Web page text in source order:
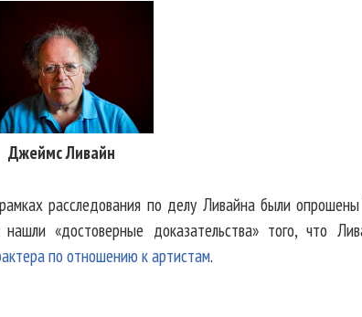
Джеймс Ливайн
расследования по делу Ливайна были
«достоверные доказательства» того, что
по отношению к артистам.